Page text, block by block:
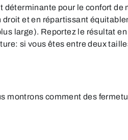
pour le confort
et en répartissant
large). Reportez le résultat
si vous êtes entre deux
montrons comment des